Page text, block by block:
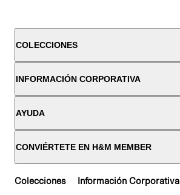
COLECCIONES
INFORMACIÓN CORPORATIVA
AYUDA
CONVIÉRTETE EN H&M MEMBER
Colecciones Información Corporativa